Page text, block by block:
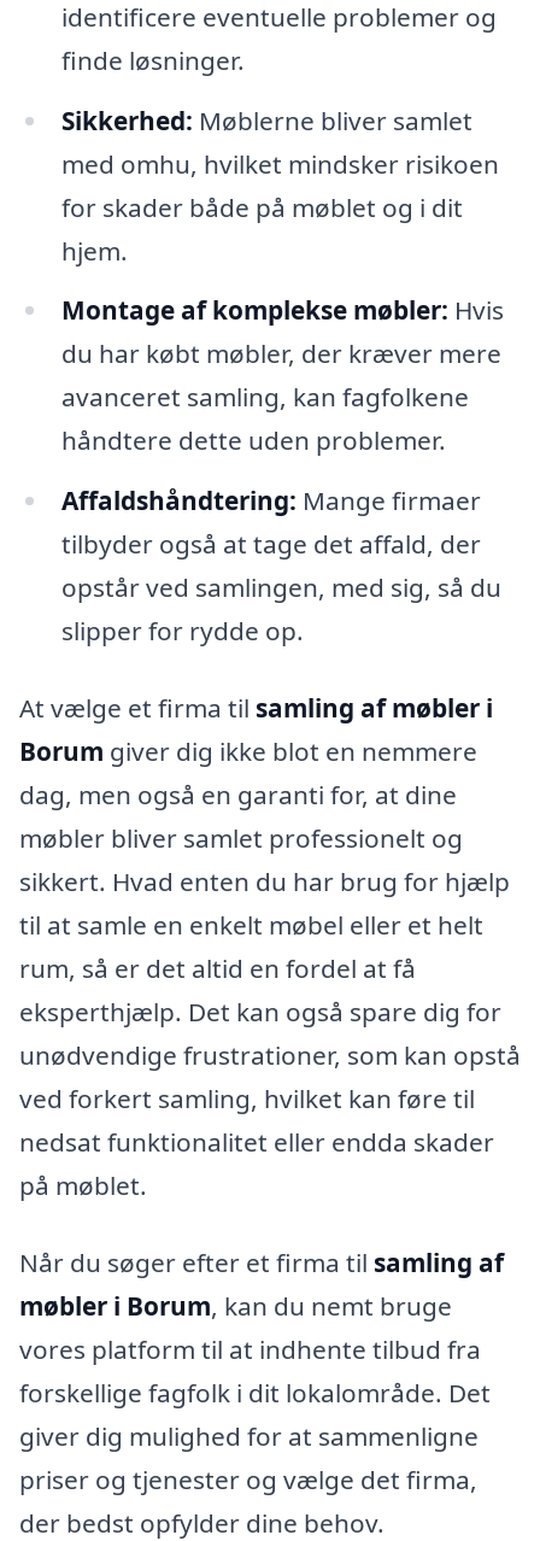
identificere eventuelle problemer og
finde løsninger.
Sikkerhed: Møblerne bliver samlet
med omhu, hvilket mindsker risikoen
for skader både på møblet og i dit
hjem.
Montage af komplekse møbler: Hvis
du har købt møbler, der kræver mere
avanceret samling, kan fagfolkene
håndtere dette uden problemer.
Affaldshåndtering: Mange firmaer
tilbyder også at tage det affald, der
opstår ved samlingen, med sig, så du
slipper for rydde op.
At vælge et firma til samling af møbler i
Borum giver dig ikke blot en nemmere
dag, men også en garanti for, at dine
møbler bliver samlet professionelt og
sikkert. Hvad enten du har brug for hjælp
til at samle en enkelt møbel eller et helt
rum, så er det altid en fordel at få
eksperthjælp. Det kan også spare dig for
unødvendige frustrationer, som kan opstå
ved forkert samling, hvilket kan føre til
nedsat funktionalitet eller endda skader
på møblet.
Når du søger efter et firma til samling af
møbler i Borum, kan du nemt bruge
vores platform til at indhente tilbud fra
forskellige fagfolk i dit lokalområde. Det
giver dig mulighed for at sammenligne
priser og tjenester og vælge det firma,
der bedst opfylder dine behov.